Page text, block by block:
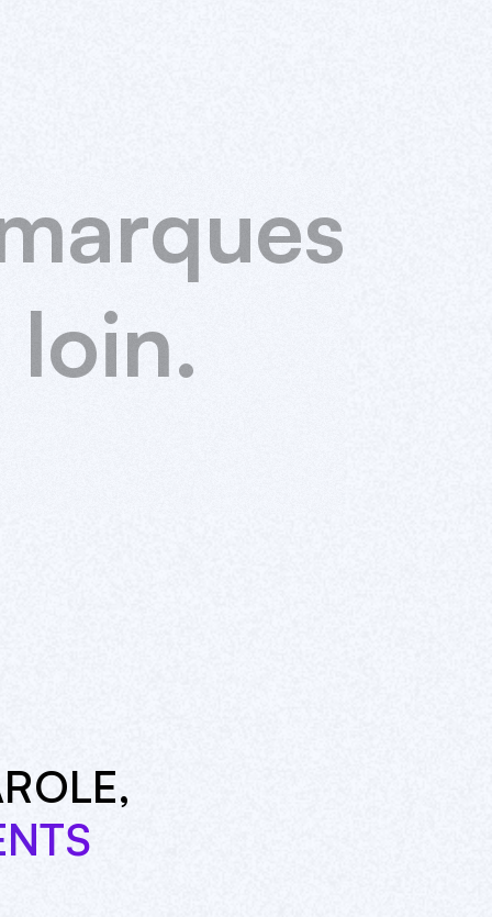
loin.